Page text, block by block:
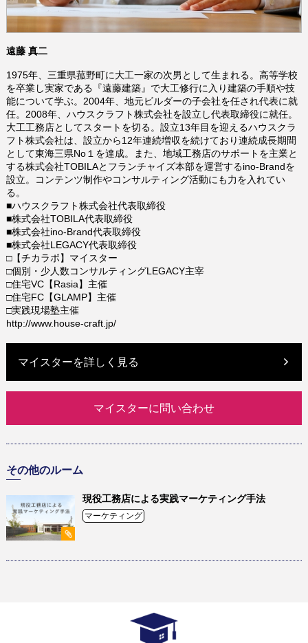
遠藤 真二
1975年、三重県菰野町に大工一家の次男として生まれる。高等学校
を卒業し実家である『遠藤建築』で大工修行に入り建築の手順や技
能について学ぶ。 2004年、地元ビルダーの子会社を任され代表に就
任。 2008年、ハウスクラフト株式会社を設立し代表取締役に就任。
大工工務店としてスタートを切る。設立13年目を迎えるハウスクラ
フト株式会社は、設立から12年連続増収を続けており連続成長期間
として東海三県No１を達成。また、地域工務店のサポートを主業と
する株式会社TOBILAとフランチャイズ本部を運営するino-Brandを
設立。コンテンツ制作やコンサルティング活動にも力を入れてい
る。
■ハウスクラフト株式会社代表取締役
■株式会社TOBILA代表取締役
■株式会社ino-Brand代表取締役
■株式会社LEGACY代表取締役
□【チカラボ】マイスター
□個別・少人数コンサルティングLEGACY主宰
□住宅VC【Rasia】主催
□住宅FC【GLAMP】主催
□実践現場塾主催
http://www.house-craft.jp/
マイスターを詳しく見る
マイスターに問い合わせ
その他のルーム
現役工務店による実践マーケティング手法
マーケティング